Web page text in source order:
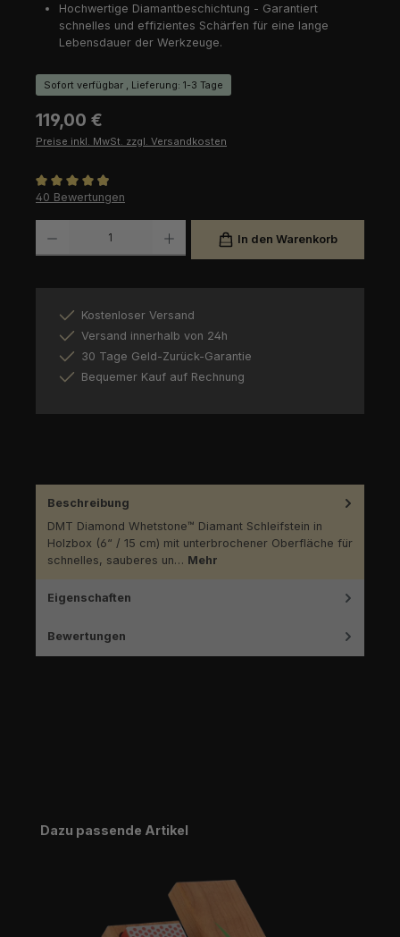
Hochwertige Diamantbeschichtung - Garantiert
schnelles und effizientes Schärfen für eine lange
Lebensdauer der Werkzeuge.
Sofort verfügbar , Lieferung: 1-3 Tage
Regulärer Preis:
119,00 €
Preise inkl. MwSt. zzgl. Versandkosten
Durchschnittliche Bewertung von 4.93 von 5 Sternen
40 Bewertungen
In den Warenkorb
Kostenloser Versand
Versand innerhalb von 24h
30 Tage Geld-Zurück-Garantie
Bequemer Kauf auf Rechnung
Beschreibung
DMT Diamond Whetstone™ Diamant Schleifstein in
Holzbox (6“ / 15 cm) mit unterbrochener Oberfläche für
schnelles, sauberes un… Mehr
Eigenschaften
Bewertungen
Produktgalerie überspringen
Dazu passende Artikel